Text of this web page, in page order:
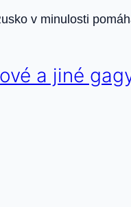
v minulosti
a jiné